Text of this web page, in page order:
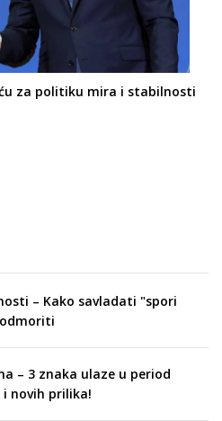
za politiku mira i stabilnosti
– Kako savladati "spori
– 3 znaka ulaze u period
i novih prilika!